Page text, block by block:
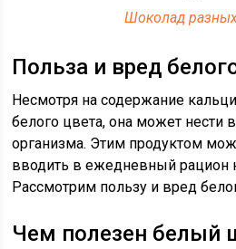
Шоколад
Польза и вред
Несмотря на содержание
белого цвета, она может нести
организма. Этим продуктом
вводить в ежедневный рацион
Рассмотрим пользу и вред
Чем полезен белый